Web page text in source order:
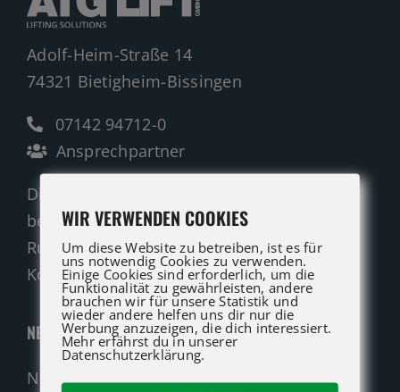
Adolf-Heim-Straße 14
74321 Bietigheim-Bissingen
07142 94712-0
Ansprechpartner
Die ATG LIFT Profis für Verkauf und Service
beraten Sie gerne.
Rufen Sie an oder nutzen Sie unser
Kontaktformular für eine Anfrage.
NEUMASCHINEN
Neumaschinen Übersicht
WIR VERWENDEN COOKIES
Um diese Website zu betreiben, ist es für
uns notwendig Cookies zu verwenden.
Einige Cookies sind erforderlich, um die
Funktionalität zu gewährleisten, andere
brauchen wir für unsere Statistik und
wieder andere helfen uns dir nur die
Werbung anzuzeigen, die dich interessiert.
Mehr erfährst du in unserer
Datenschutzerklärung.